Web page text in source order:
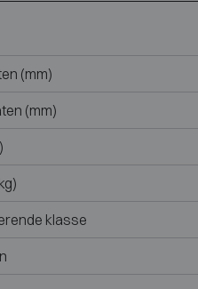
(mm)
(mm)
klasse